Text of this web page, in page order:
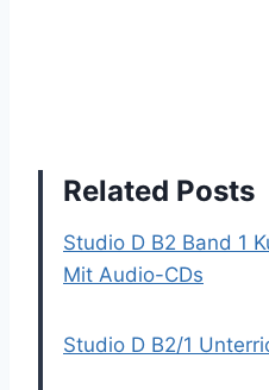
Related Posts
Studio D B2 Band 1
Mit Audio-CDs
Studio D B2/1